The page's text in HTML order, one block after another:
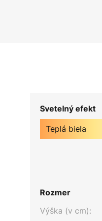
Svetelný efekt
Teplá biela
Rozmer
Výška (v cm):